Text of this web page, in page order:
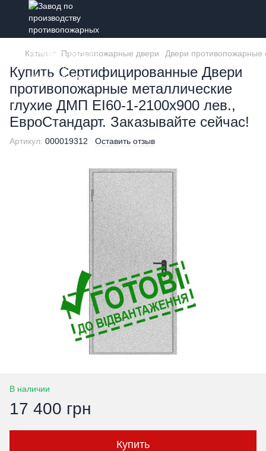
Каталог Противопожарные двери Двери противопожарные
Купить Сертифицированные Двери
противопожарные металлические
глухие ДМП ЕІ60-1-2100х900 лев.,
ЕвроСтандарт. Заказывайте сейчас!
Артикул: 000019312 Оставить отзыв
В наличии
17 400 грн
Купить